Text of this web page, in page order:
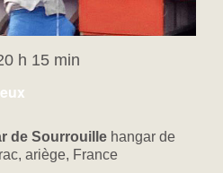
h 15 min
de Sourrouille hangar de
ariège, France